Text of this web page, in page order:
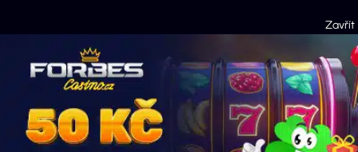
Copyright © 2026 - Všechna práva vyhrazena. Vyhraj.cz | Ministerstvo financí
varuje: Účastí na hazardní hře může vzniknout závislost! Stránky mají čistě
informační charakter. Veškeré informace se týkají osob starších 18 let.
Provozovatelem webu je ExeMedia s.r.o. se sídlem Kurzova 2222/16, Stodůlky,
155 00 Praha 5 (IČO: 13992228, DIČ: CZ13992228) · Kontakt: info@vyhraj.cz